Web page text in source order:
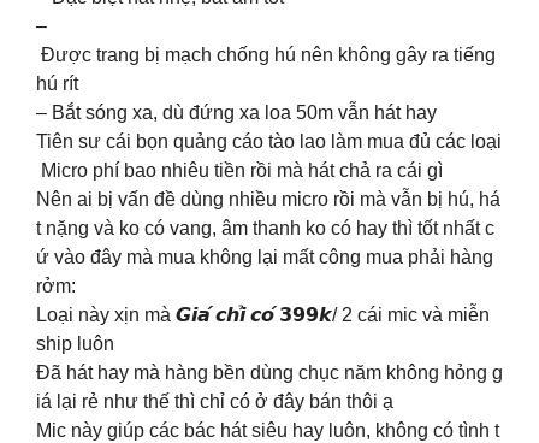
–
Được trang bị mạch chống hú nên không gây ra tiếng
hú rít
– Bắt sóng xa, dù đứng xa loa 50m vẫn hát hay
Tiên sư cái bọn quảng cáo tào lao làm mua đủ các loại
Micro phí bao nhiêu tiền rồi mà hát chả ra cái gì
Nên ai bị vấn đề dùng nhiều micro rồi mà vẫn bị hú, há
t nặng và ko có vang, âm thanh ko có hay thì tốt nhất c
ứ vào đây mà mua không lại mất công mua phải hàng
rởm:
Loại này xịn mà 𝙂𝙞𝙖́ 𝙘𝙝𝙞̉ 𝙘𝙤́ 𝟯𝟵𝟵𝙠/ 2 cái mic và miễn
ship luôn
Đã hát hay mà hàng bền dùng chục năm không hỏng g
iá lại rẻ như thế thì chỉ có ở đây bán thôi ạ
Mic này giúp các bác hát siêu hay luôn, không có tình t